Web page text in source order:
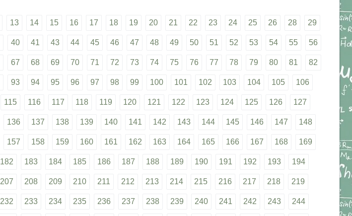
13 14 15 16 17 18 19 20 21 22 23 24 25 26 28 29
40 41 43 44 45 46 47 48 49 50 51 52 53 54 55 56
67 68 69 70 71 72 73 74 75 76 77 78 79 80 81 82
93 94 95 96 97 98 99 100 101 102 103 104 105 106
115 116 117 118 119 120 121 122 123 124 125 126 127
136 137 138 139 140 141 142 143 144 145 146 147 148
157 158 159 160 161 162 163 164 165 166 167 168 169
182 183 184 185 186 187 188 189 190 191 192 193 194
207 208 209 210 211 212 213 214 215 216 217 218 219
232 233 234 235 236 237 238 239 240 241 242 243 244